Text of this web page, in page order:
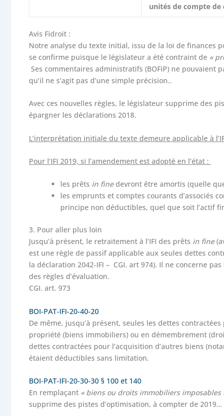
unités de compte
Avis Fidroit :
Notre analyse du texte initial, issu de la loi de finances
se confirme puisque le législateur a été contraint de «
Ses commentaires administratifs (BOFiP) ne pouvaient
qu’il ne s’agit pas d’une simple précision..
Avec ces nouvelles règles, le législateur supprime des
épargner les déclarations 2018.
L’interprétation initiale du texte demeure applicable à
Pour l’IFI 2019, si l’amendement est adopté en l’état :
les prêts in finedevront être amortis (quelle
les emprunts et comptes courants d’associés
principe non déductibles, quel que soit l’actif
3. Pour aller plus loin
Jusqu’à présent, le retraitement à l’IFI des prêts in fine
est une règle de passif applicable aux seules dettes
la déclaration 2042-IFI – CGI. art 974). Il ne concerne
des règles d’évaluation.​
CGI. art. 973​
BOI-PAT-IFI-20-40-20
De même, jusqu’à présent, seules les dettes
propriété (biens immobiliers) ou en démembrement
dettes contractées pour l’acquisition d’autres biens
étaient déductibles sans limitation.​
BOI-PAT-IFI-20-30-30 § 100 et 140
En remplaçant « biens ou droits immobiliers imposables
supprime des pistes d’optimisation, à compter de 2019…